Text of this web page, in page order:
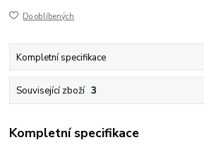
Do oblíbených
Kompletní specifikace
Související zboží 3
Kompletní specifikace